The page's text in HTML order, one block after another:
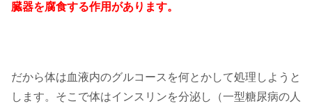
臓器を腐食する作用があります。
だから体は血液内のグルコースを何とかして処理しようと
します。そこで体はインスリンを分泌し（一型糖尿病の人